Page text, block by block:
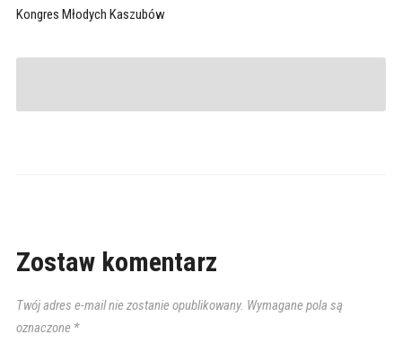
Kongres Młodych Kaszubów
Zostaw komentarz
Twój adres e-mail nie zostanie opublikowany. Wymagane pola są
oznaczone *